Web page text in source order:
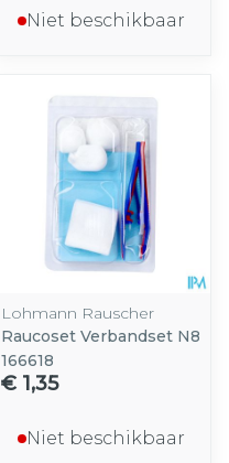
Niet beschikbaar
Lohmann Rauscher
Raucoset Verbandset N8
166618
€ 1,35
Niet beschikbaar